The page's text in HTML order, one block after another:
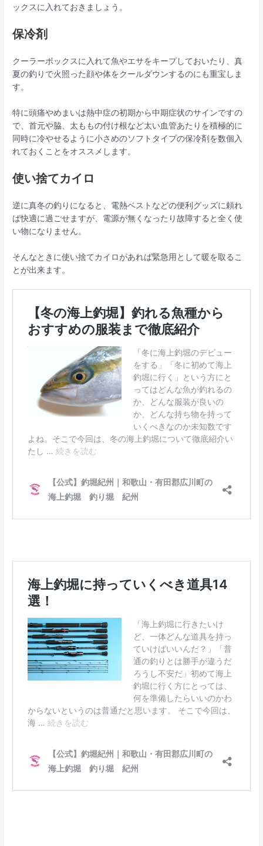
ックスに入れておきましょう。
保冷剤
クーラーボックスに入れて魚やエサをキープしておいたり、真
夏の釣りで火照った顔や体をクールダウンするのにも重宝しま
す。
特に頭痛やめまいは熱中症の初期から中期症状のサインですの
で、首元や脇、太ももの付け根など太い血管あたりを積極的に
同時に冷やせるように小さめのソフトタイプの保冷剤を数個入
れておくことをオススメします。
使い捨てカイロ
逆に真冬の釣りになると、電熱ベストなどの便利グッズに頼れ
ば快適に過ごせますが、電源が無くなったり故障すると全く使
い物になりません。
そんなときに使い捨てカイロがあれば緊急用として暖を取るこ
とが出来ます。